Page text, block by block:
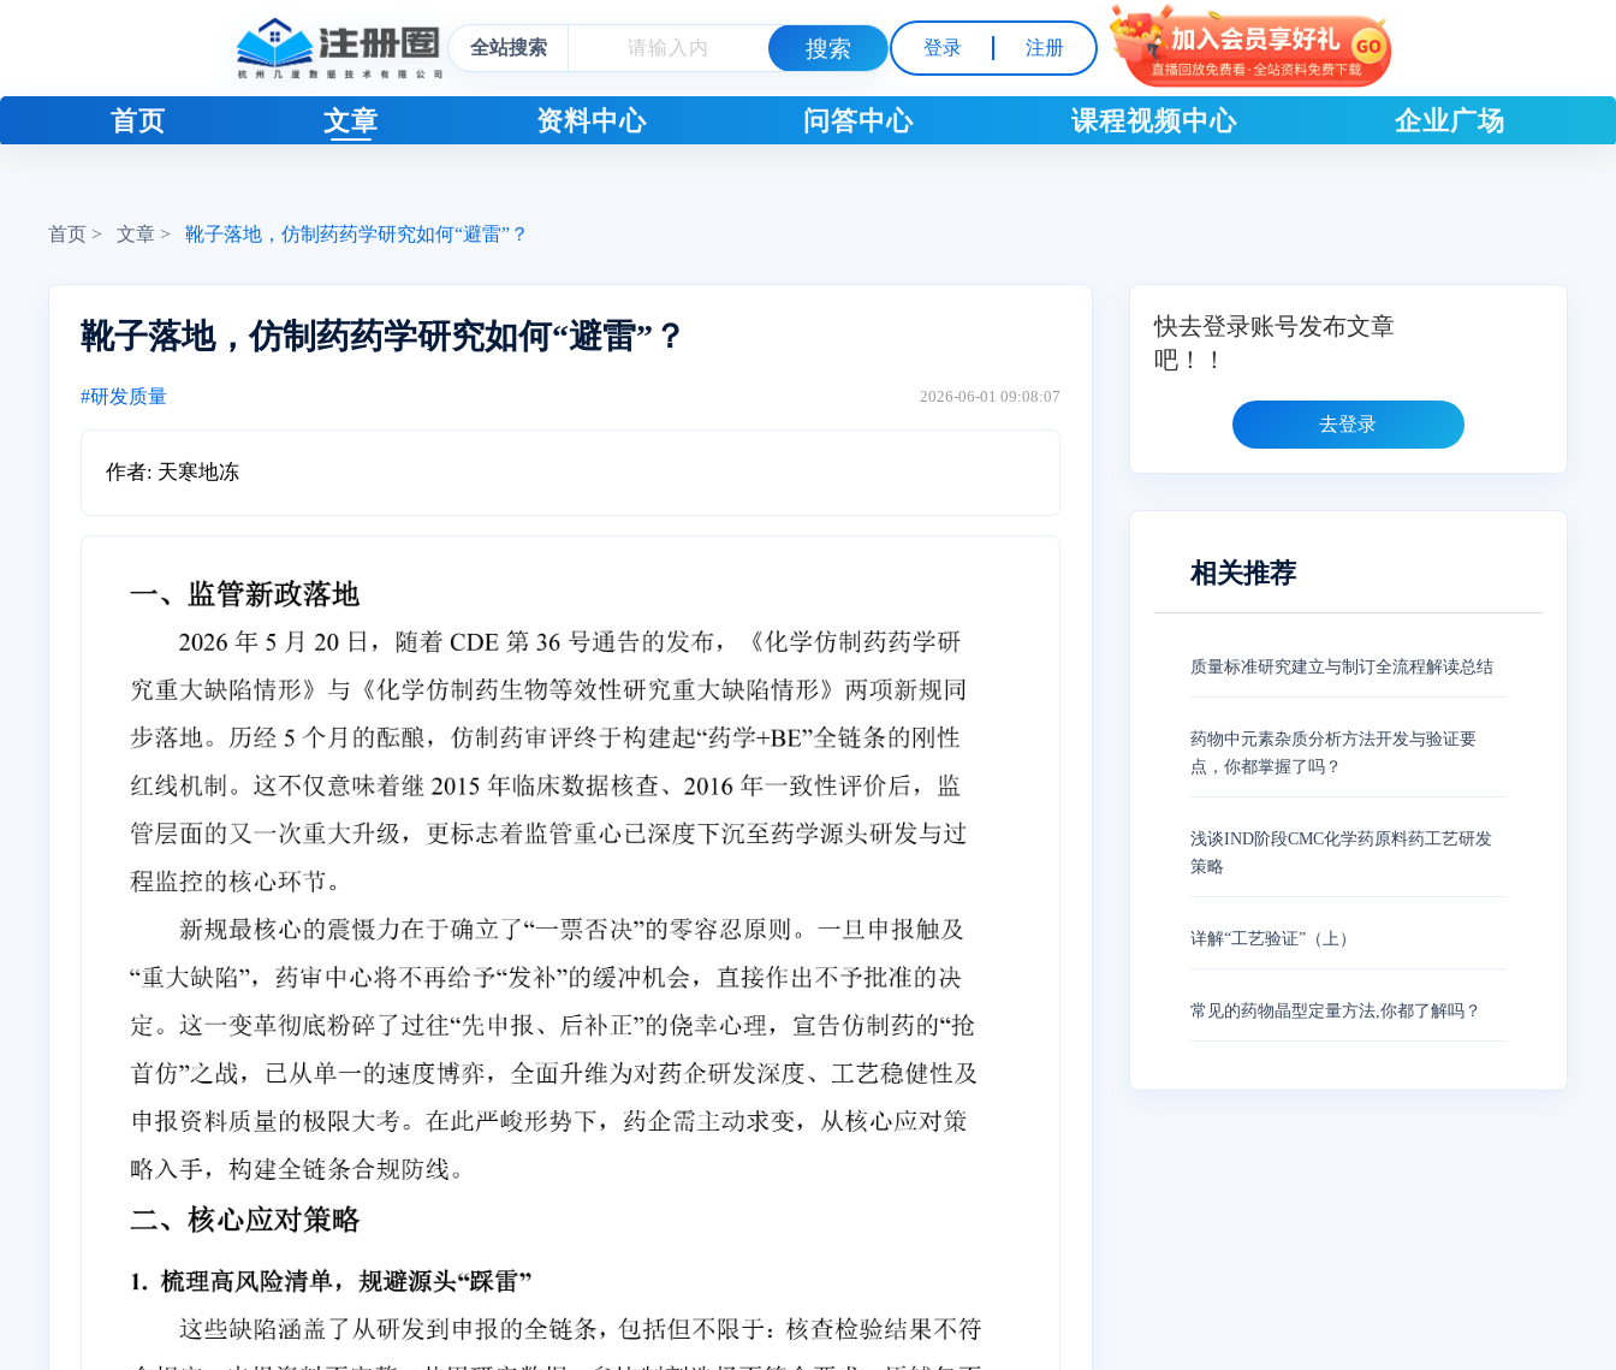
全站搜索 登录 注册
首页 文章 资料中心 问答中心 课程视频中心 企业广场
首页 > 文章 > 靴子落地，仿制药药学研究如何“避雷”？
靴子落地，仿制药药学研究如何“避雷”？
#研发质量 2026-06-01 09:08:07
作者: 天寒地冻
快去登录账号发布文章
吧！！
去登录
相关推荐
质量标准研究建立与制订全流程解读总结
药物中元素杂质分析方法开发与验证要
点，你都掌握了吗？
浅谈IND阶段CMC化学药原料药工艺研发
策略
详解“工艺验证”（上）
常见的药物晶型定量方法,你都了解吗？